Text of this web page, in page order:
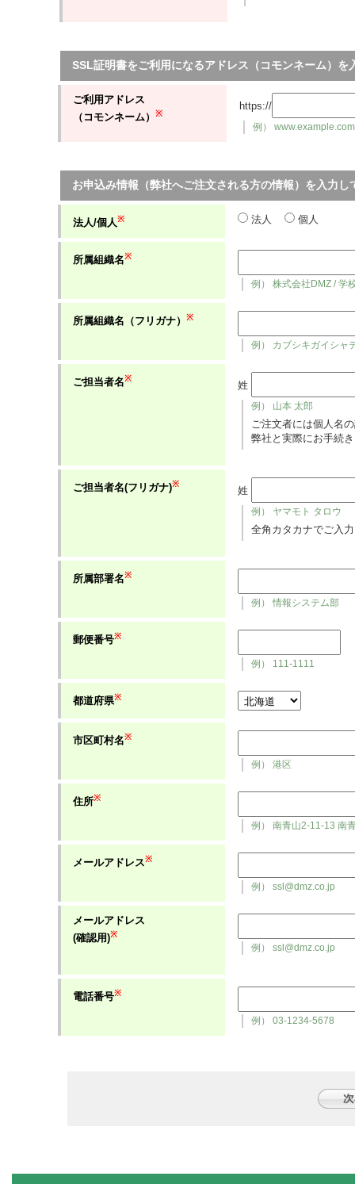
SSL証明書をご利用になるアドレス（コモンネーム）を
ご利用アドレス
（コモンネーム）
※
https://
例） www.example.com
お申込み情報（弊社へご注文される方の情報）を入力し
法人/個人※ 法人 個人
所属組織名※
例） 株式会社DMZ / 学
所属組織名（フリガナ） ※
例） カブシキガイシャ
ご担当者名※
姓
例） 山本 太郎
ご注文者には個人名
弊社と実際にお手続
ご担当者名(フリガナ)※
姓
例） ヤマモト タロウ
全角カタカナでご入
所属部署名※
例） 情報システム部
郵便番号※
例） 111-1111
都道府県※
市区町村名※
例） 港区
住所※
例） 南青山2-11-13 南
メールアドレス※
例） ssl@dmz.co.jp
メールアドレス
(確認用)※
例） ssl@dmz.co.jp
電話番号※
例） 03-1234-5678